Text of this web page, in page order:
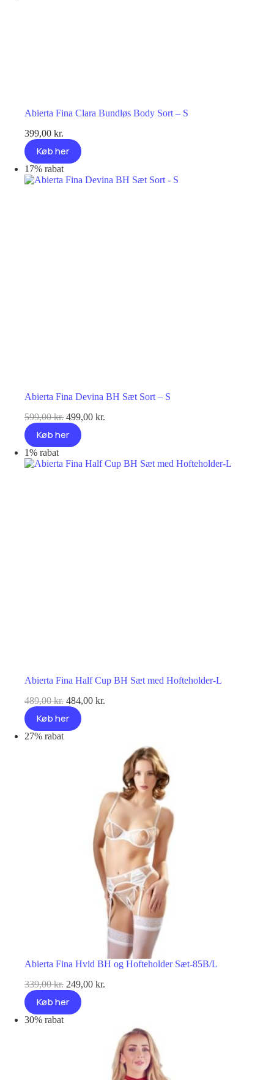
Abierta Fina Clara Bundløs Body Sort – S
399,00 kr.
Køb her
17% rabat
Abierta Fina Devina BH Sæt Sort – S
599,00kr. Den
oprindelige
pris
var:
599,00 kr..
499,00 kr.
499,00 kr..
Køb her
1% rabat
Abierta Fina Half Cup BH Sæt med Hofteholder-L
489,00kr. Den
oprindelige
pris
var:
484,00 kr.
484,00 kr..
Køb her
27% rabat
Abierta Fina Hvid BH og Hofteholder Sæt-85B/L
339,00kr. Den
oprindelige
pris
var:
249,00 kr.
249,00 kr..
Køb her
30% rabat